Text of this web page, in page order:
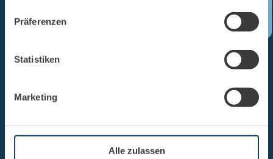
Präferenzen
Statistiken
Marketing
Alle zulassen
UNSER AUDIUS
EXPERTE